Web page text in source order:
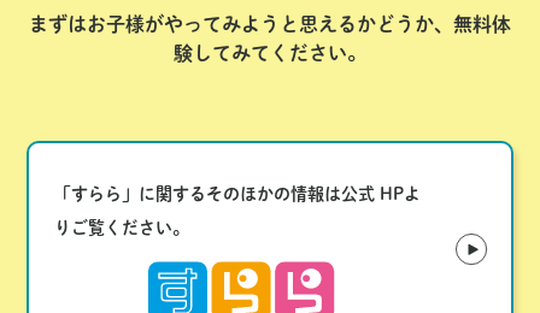
まずはお子様がやってみようと思えるかどうか、無料体
験してみてください。
「すらら」に関するそのほかの情報は公式 HPよ
りご覧ください。